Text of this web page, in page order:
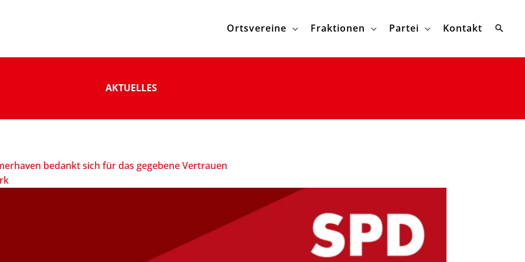
Ortsvereine Fraktionen Partei Kontakt
AKTUELLES
bedankt sich für das gegebene Vertrauen